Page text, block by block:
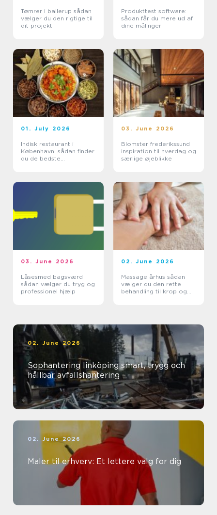
Tømrer i ballerup sådan
vælger du den rigtige til
dit projekt
Produkttest software:
sådan får du mere ud af
dine målinger
01. July 2026
Indisk restaurant i
København: sådan finder
du de bedste
03. June 2026
Blomster frederikssund
inspiration til hverdag og
særlige øjeblikke
03. June 2026
Låsesmed bagsværd
sådan vælger du tryg og
professionel hjælp
02. June 2026
Massage århus sådan
vælger du den rette
behandling til krop og
02. June 2026
Sophantering linköping smart, trygg och
hållbar avfallshantering
02. June 2026
Maler til erhverv: Et lettere valg for dig